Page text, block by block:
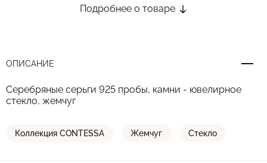
Подробнее о товаре
ОПИСАНИЕ
Серебряные серьги 925 пробы, камни - ювелирное
стекло, жемчуг
Коллекция CONTESSA Жемчуг Стекло